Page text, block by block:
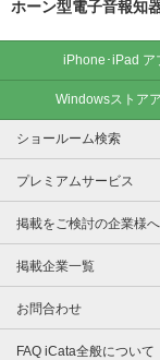
ホーン型電子音報知
iPhone･iPad ア
Windowsストア
ショールーム検索
プレミアムサービス
掲載をご検討の企業様へ
掲載企業一覧
お問合わせ
FAQ iCata全般について